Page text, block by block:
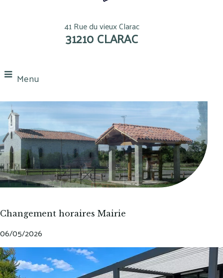
41 Rue du vieux Clarac
31210 CLARAC
Menu
Changement horaires Mairie
06/05/2026